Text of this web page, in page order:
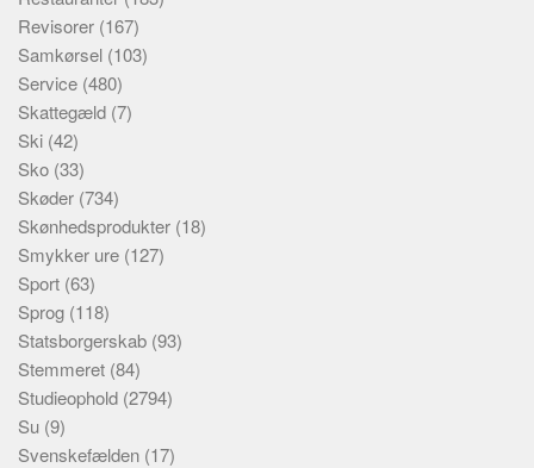
Revisorer (167)
Samkørsel (103)
Service (480)
Skattegæld (7)
Ski (42)
Sko (33)
Skøder (734)
Skønhedsprodukter (18)
Smykker ure (127)
Sport (63)
Sprog (118)
Statsborgerskab (93)
Stemmeret (84)
Studieophold (2794)
Su (9)
Svenskefælden (17)